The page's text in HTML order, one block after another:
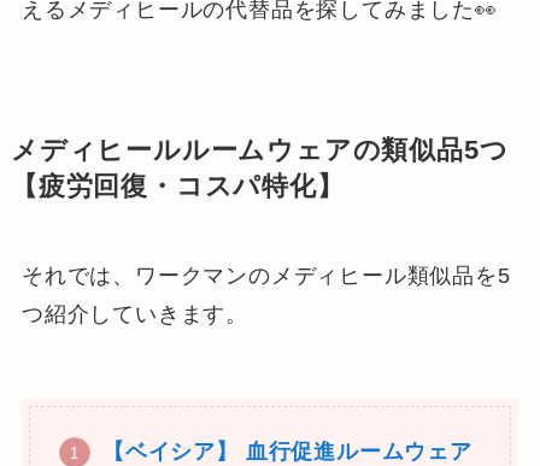
えるメディヒールの代替品を探してみました👀
メディヒールルームウェアの類似品5つ
【疲労回復・コスパ特化】
それでは、ワークマンのメディヒール類似品を5
つ紹介していきます。
【ベイシア】 血行促進ルームウェア